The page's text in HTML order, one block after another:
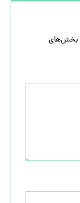
بخش‌های